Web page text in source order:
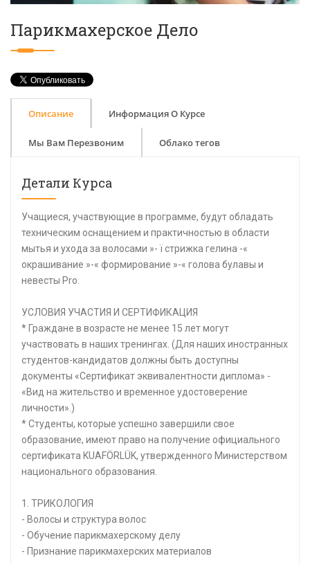
Парикмахерское Дело
Описание Информация О Курсе
Мы Вам Перезвоним Облако тегов
Детали Курса
Учащиеся, участвующие в программе, будут обладать
техническим оснащением и практичностью в области
мытья и ухода за волосами »- ï стрижка гелина -«
окрашивание »-« формирование »-« голова булавы и
невесты Pro.
УСЛОВИЯ УЧАСТИЯ И СЕРТИФИКАЦИЯ
* Граждане в возрасте не менее 15 лет могут
участвовать в наших тренингах. (Для наших иностранных
студентов-кандидатов должны быть доступны
документы «Сертификат эквивалентности диплома» -
«Вид на жительство и временное удостоверение
личности».)
* Студенты, которые успешно завершили свое
образование, имеют право на получение официального
сертификата KUAFÖRLÜK, утвержденного Министерством
национального образования.
1. ТРИКОЛОГИЯ
- Волосы и структура волос
- Обучение парикмахерскому делу
- Признание парикмахерских материалов